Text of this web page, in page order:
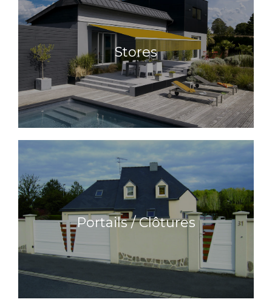
Stores
Stores
En savoir plus
Portails / Clôtures
Portails / Clôtures